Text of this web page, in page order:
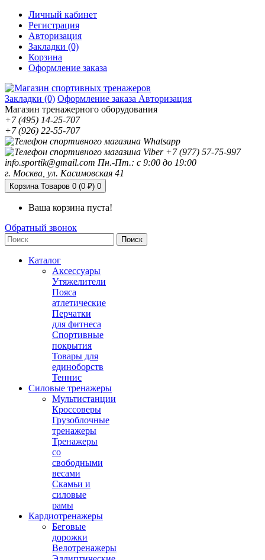
Личный кабинет
Регистрация
Авторизация
Закладки (0)
Корзина
Оформление заказа
Закладки (0) Оформление заказа Авторизация
Магазин тренажерного оборудования
+7 (495) 14-25-707
+7 (926) 22-55-707
+7 (977) 57-75-997
info.sportik@gmail.com Пн.-Пт.: с 9:00 до 19:00
г. Москва, ул. Касимовская 41
Корзина Товаров 0 (0 ₽) 0
Ваша корзина пуста!
Обратный звонок
Поиск
Каталог
Аксессуары
Утяжелители
Пояса
атлетические
Перчатки
для фитнеса
Спортивные
покрытия
Товары для
единоборств
Теннис
Силовые тренажеры
Мультистанции
Кроссоверы
Грузоблочные
тренажеры
Тренажеры
со
свободными
весами
Скамьи и
силовые
рамы
Кардиотренажеры
Беговые
дорожки
Велотренажеры